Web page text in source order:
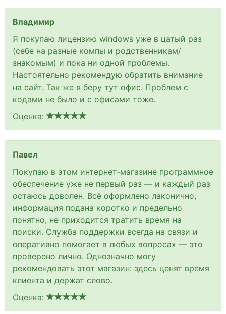
Владимир
Я покупаю лицензию windows уже в цатый раз
(себе на разные компы и родственникам/
знакомым) и пока ни одной проблемы.
Настоятельно рекомендую обратить внимание
на сайт. Так же я беру тут офис. Проблем с
кодами не было и с офисами тоже.
Оценка:
Павел
Покупаю в этом интернет‑магазине программное
обеспечение уже не первый раз — и каждый раз
остаюсь доволен. Всё оформлено лаконично,
информация подана коротко и предельно
понятно, не приходится тратить время на
поиски. Служба поддержки всегда на связи и
оперативно помогает в любых вопросах — это
проверено лично. Однозначно могу
рекомендовать этот магазин: здесь ценят время
клиента и держат слово.
Оценка: